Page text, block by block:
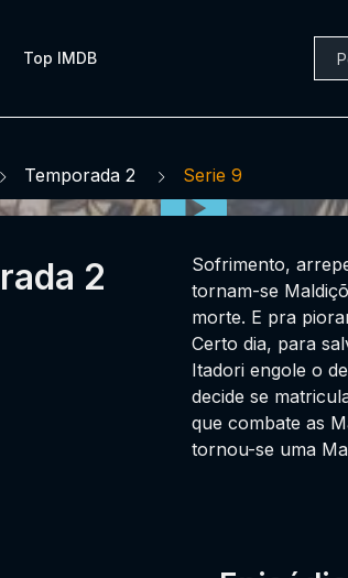
Top IMDB
Temporada 2 Serie 9
2
Sofrimento,
tornam-se
morte. E pra
Certo dia, para
Itadori engole o
decide se
que combate as
tornou-se uma